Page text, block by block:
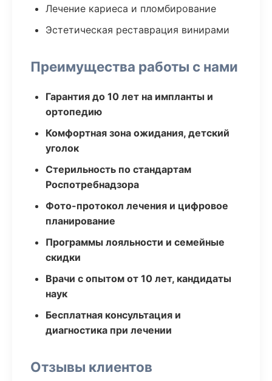
Лечение кариеса и пломбирование
Эстетическая реставрация винирами
Преимущества работы с нами
Гарантия до 10 лет на импланты и
ортопедию
Комфортная зона ожидания, детский
уголок
Стерильность по стандартам
Роспотребнадзора
Фото-протокол лечения и цифровое
планирование
Программы лояльности и семейные
скидки
Врачи с опытом от 10 лет, кандидаты
наук
Бесплатная консультация и
диагностика при лечении
Отзывы клиентов